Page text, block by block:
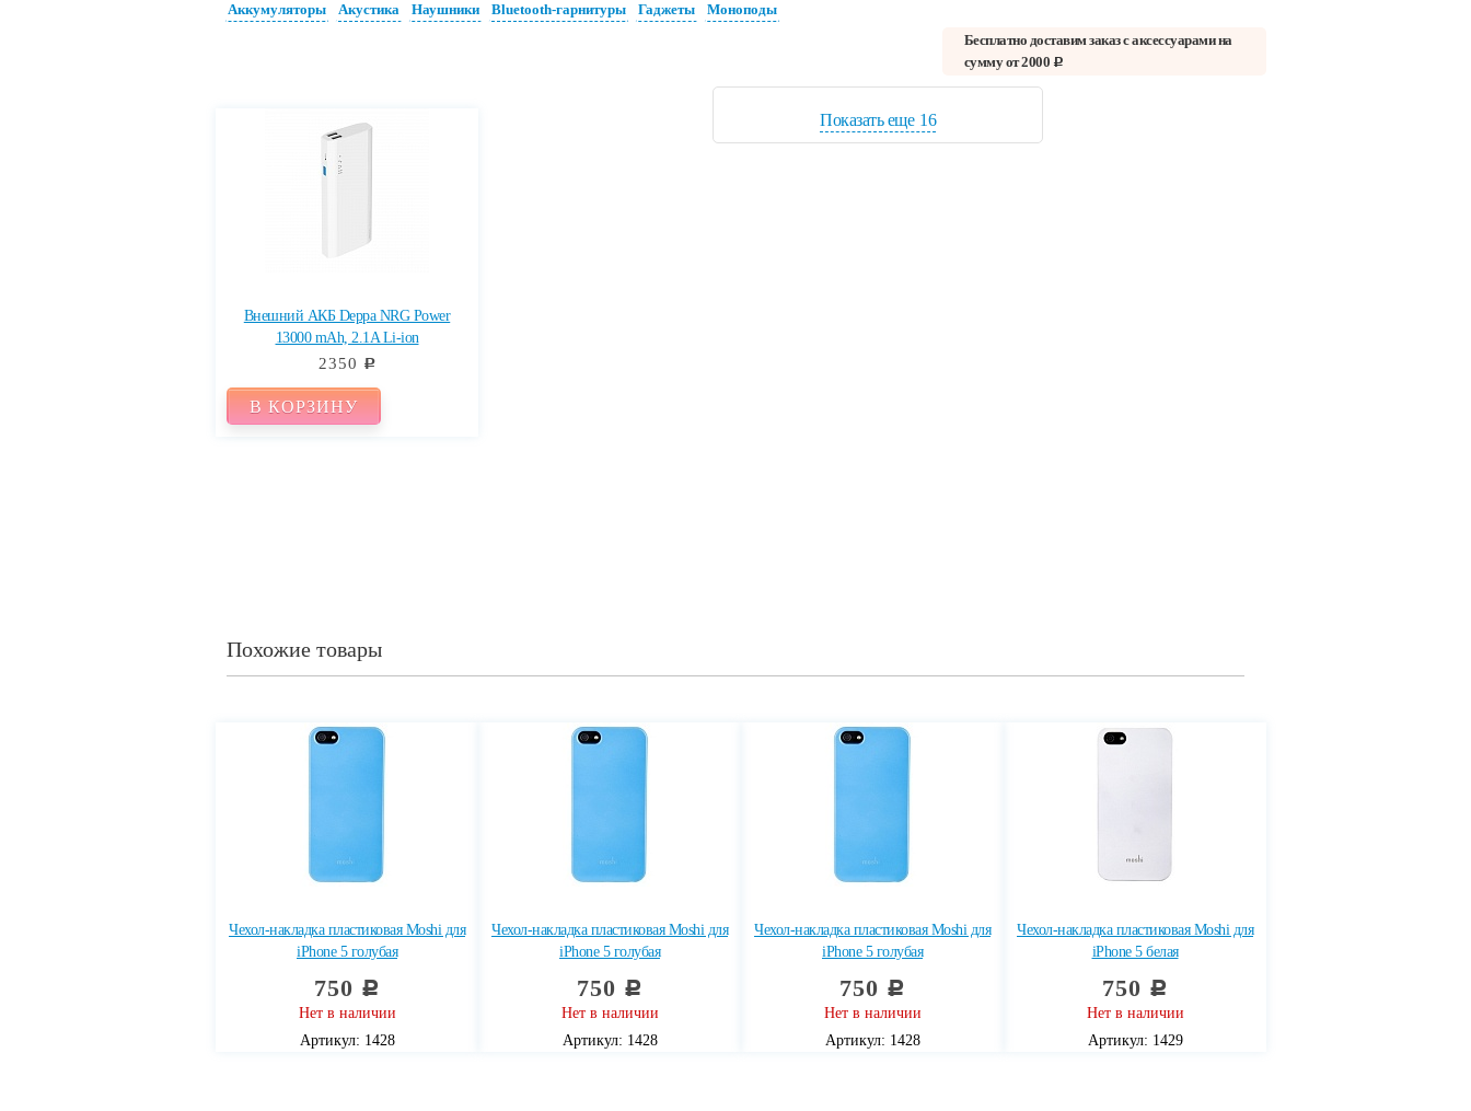
Аккумуляторы Акустика Наушники Bluetooth-гарнитуры Гаджеты
Моноподы
Бесплатно доставим заказ с аксессуарами на
сумму от 2000 c
Внешний АКБ Deppa NRG Power
13000 mAh, 2.1A Li-ion
2350 c
В КОРЗИНУ
Показать еще 16
Похожие товары
Чехол-накладка пластиковая Moshi для
iPhone 5 голубая
750 c
Нет в наличии
Артикул: 1428
Чехол-накладка пластиковая Moshi для
iPhone 5 голубая
750 c
Нет в наличии
Артикул: 1428
Чехол-накладка пластиковая Moshi для
iPhone 5 голубая
750 c
Нет в наличии
Артикул: 1428
Чехол-накладка пластиковая Moshi для
iPhone 5 белая
750 c
Нет в наличии
Артикул: 1429